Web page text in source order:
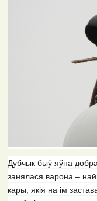
Дубчык быў яўна
занялася варона –
кары, якія на ім